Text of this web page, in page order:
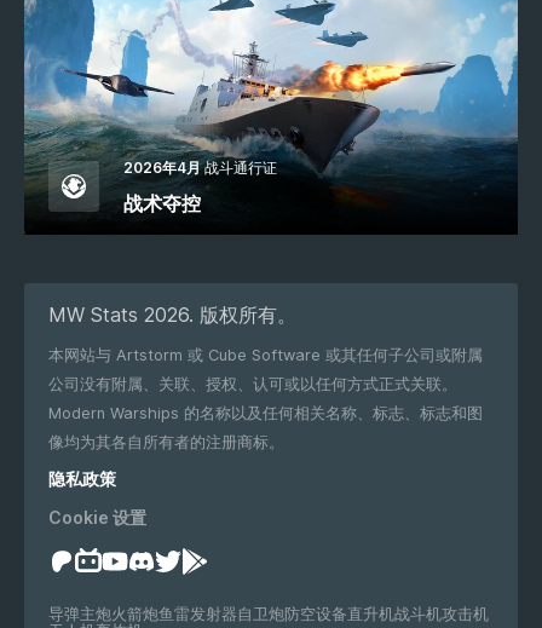
2026年4月 战斗通行证
战术夺控
MW Stats 2026. 版权所有。
本网站与 Artstorm 或 Cube Software 或其任何子公司或附属
公司没有附属、关联、授权、认可或以任何方式正式关联。
Modern Warships 的名称以及任何相关名称、标志、标志和图
像均为其各自所有者的注册商标。
隐私政策
Cookie 设置
导弹主炮火箭炮鱼雷发射器自卫炮防空设备直升机战斗机攻击机